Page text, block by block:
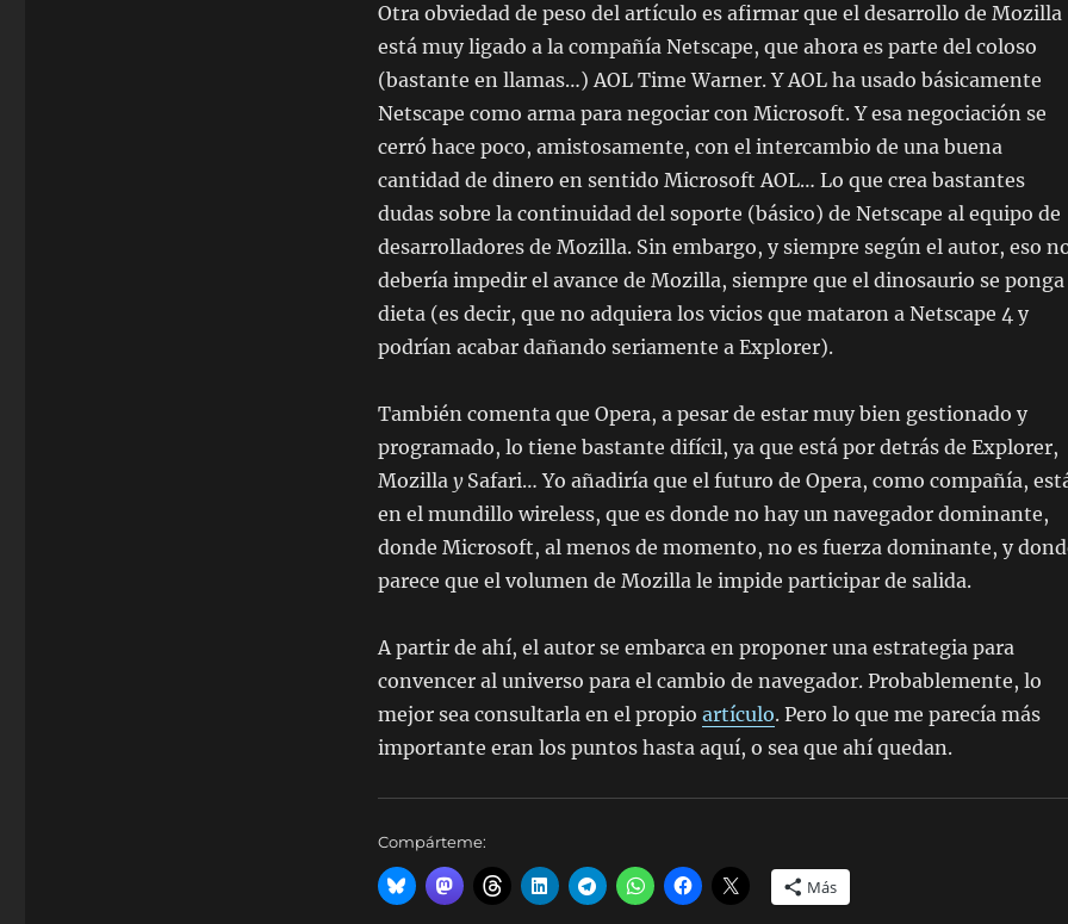
Otra obviedad de peso del artículo es afirmar que el desarrollo de Mozilla
está muy ligado a la compañía Netscape, que ahora es parte del coloso
(bastante en llamas…) AOL Time Warner. Y AOL ha usado básicamente
Netscape como arma para negociar con Microsoft. Y esa negociación se
cerró hace poco, amistosamente, con el intercambio de una buena
cantidad de dinero en sentido Microsoft AOL… Lo que crea bastantes
dudas sobre la continuidad del soporte (básico) de Netscape al equipo de
desarrolladores de Mozilla. Sin embargo, y siempre según el autor, eso
debería impedir el avance de Mozilla, siempre que el dinosaurio se ponga
dieta (es decir, que no adquiera los vicios que mataron a Netscape 4 y
podrían acabar dañando seriamente a Explorer).
También comenta que Opera, a pesar de estar muy bien gestionado y
programado, lo tiene bastante difícil, ya que está por detrás de Explorer,
Mozilla ySafari… Yo añadiría que el futuro de Opera, como compañía,
en el mundillo wireless, que es donde no hay un navegador dominante,
donde Microsoft, al menos de momento, no es fuerza dominante, y
parece que el volumen de Mozilla le impide participar de salida.
A partir de ahí, el autor se embarca en proponer una estrategia para
convencer al universo para el cambio de navegador. Probablemente, lo
mejor sea consultarla en el propio artículo. Pero lo que me parecía más
importante eran los puntos hasta aquí, o sea que ahí quedan.
Compárteme:
Más